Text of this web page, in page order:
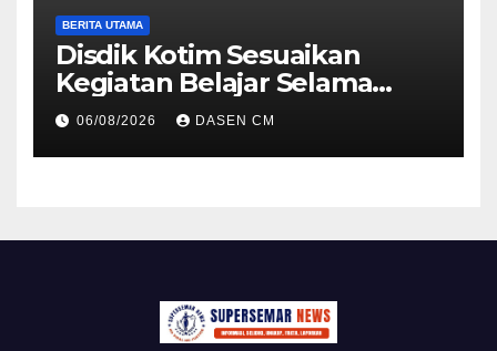
BERITA UTAMA
Disdik Kotim Sesuaikan
Kegiatan Belajar Selama
Musim Kemarau
06/08/2026 DASEN CM